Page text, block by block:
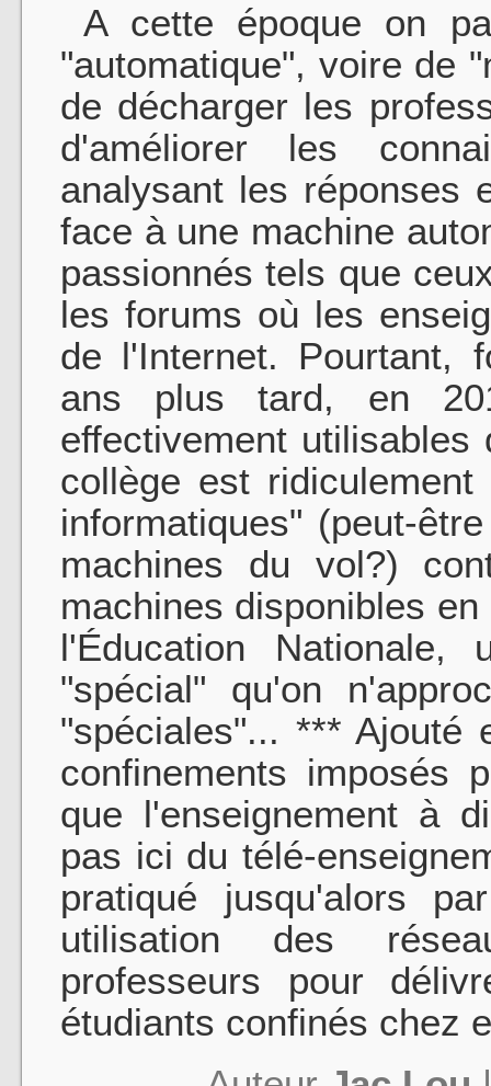
A cette époque on
"automatique", voire de
de décharger les
d'améliorer les
analysant les réponses
face à une machine
passionnés tels que
les forums où les
de l'Internet. Pourtant,
ans plus tard, en
effectivement
collège est
informatiques" (peut-
machines du vol?)
machines disponibles
l'Éducation
"spécial" qu'on
"spéciales"... ***
confinements imposés
que l'enseignement à
pas ici du télé-
pratiqué jusqu'alors
utilisation des
professeurs pour
étudiants confinés chez